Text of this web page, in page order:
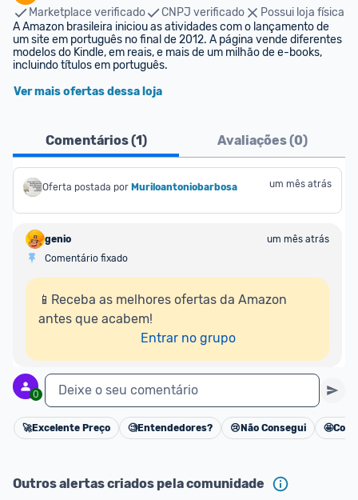
Marketplace verificado
CNPJ verificado
Possui loja física
A Amazon brasileira iniciou as atividades com o lançamento de
um site em português no final de 2012. A página vende diferentes
modelos do Kindle, em reais, e mais de um milhão de e-books,
incluindo títulos em português.
Ver mais ofertas dessa loja
Comentários (1) Avaliações (0)
Oferta postada por Muriloantoniobarbosa um mês atrás
genio
um mês atrás
Comentário fixado
📱Receba as melhores ofertas da Amazon
antes que acabem!
Entrar no grupo
0 Deixe o seu comentário
Cancelar
🚀Excelente Preço 🧐Entendedores? 😢 Não Consegui 🤩
Outros alertas criados pela comunidade